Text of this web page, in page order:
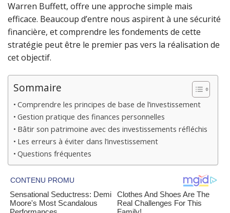
Warren Buffett, offre une approche simple mais
efficace. Beaucoup d’entre nous aspirent à une sécurité
financière, et comprendre les fondements de cette
stratégie peut être le premier pas vers la réalisation de
cet objectif.
Sommaire
Comprendre les principes de base de l’investissement
Gestion pratique des finances personnelles
Bâtir son patrimoine avec des investissements réfléchis
Les erreurs à éviter dans l’investissement
Questions fréquentes